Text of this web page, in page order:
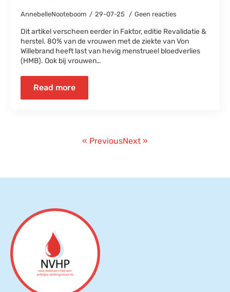
AnnebelleNooteboom 29-07-25 Geen reacties
Dit artikel verscheen eerder in Faktor, editie Revalidatie &
herstel. 80% van de vrouwen met de ziekte van Von
Willebrand heeft last van hevig menstrueel bloedverlies
(HMB). Ook bij vrouwen…
Read more
« PreviousNext »